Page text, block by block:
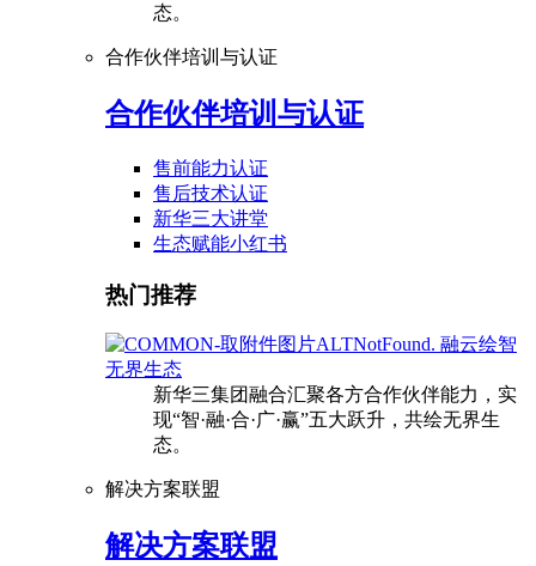
态。
合作伙伴培训与认证
合作伙伴培训与认证
售前能力认证
售后技术认证
新华三大讲堂
生态赋能小红书
热门推荐
融云绘智
无界生态
新华三集团融合汇聚各方合作伙伴能力，实
现“智·融·合·广·赢”五大跃升，共绘无界生
态。
解决方案联盟
解决方案联盟